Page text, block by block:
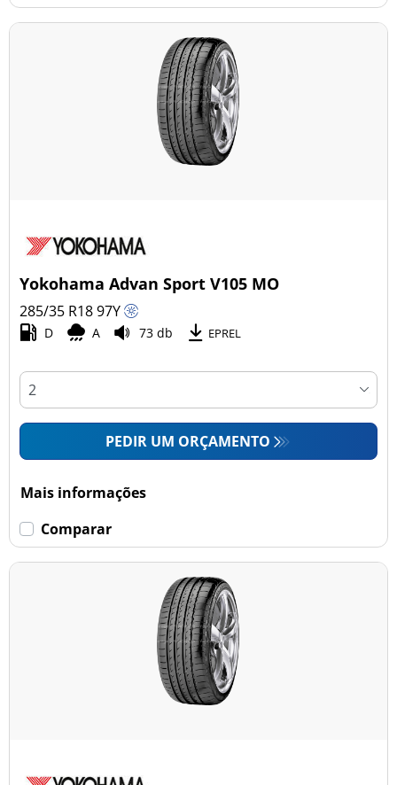
Yokohama Advan Sport V105 MO
285/35 R1897Y
D A 73 db EPREL
PEDIR UM ORÇAMENTO
Mais informações
Comparar